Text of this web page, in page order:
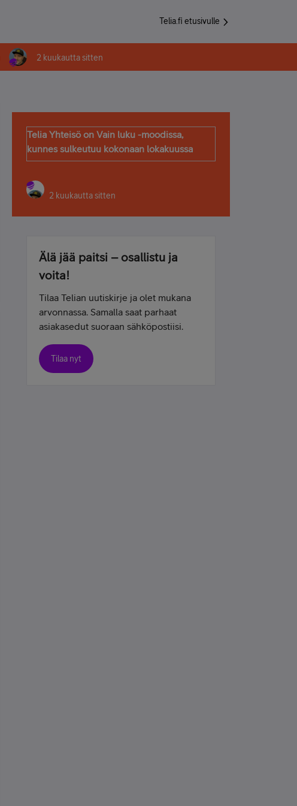
Telia.fi etusivulle
2 kuukautta sitten
Telia Yhteisö on Vain luku -moodissa,
kunnes sulkeutuu kokonaan lokakuussa
2 kuukautta sitten
Älä jää paitsi – osallistu ja
voita!
Tilaa Telian uutiskirje ja olet mukana
arvonnassa. Samalla saat parhaat
asiakasedut suoraan sähköpostiisi.
Tilaa nyt